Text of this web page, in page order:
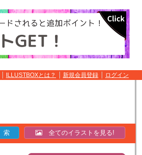
ILLUSTBOXとは？ 新規会員登録 ログイン
全てのイラストを見る!